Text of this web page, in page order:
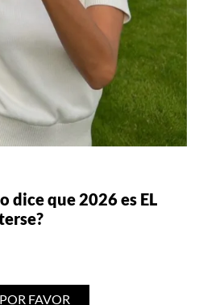
dice que 2026 es EL
FAVOR